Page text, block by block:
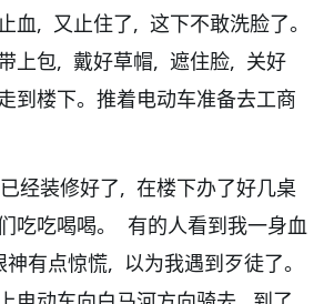
血, 又止住了, 这下不敢洗脸了。
上包, 戴好草帽, 遮住脸, 关好
到楼下。推着电动车准备去工商
经装修好了, 在楼下办了好几桌
吃吃喝喝。 有的人看到我一身血
有点惊慌, 以为我遇到歹徒了。